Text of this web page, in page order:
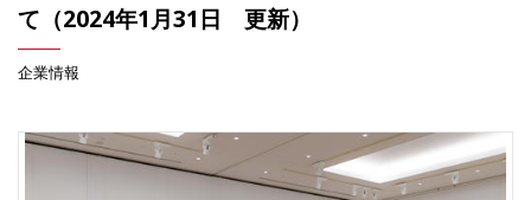
て（2024年1月31日 更新）
企業情報